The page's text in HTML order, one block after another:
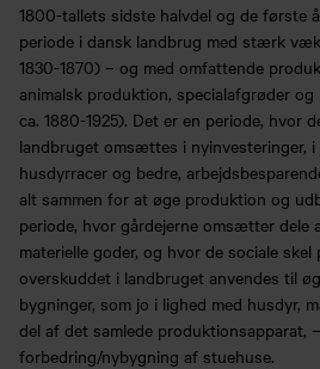
1800-tallets sidste halvdel og de første
periode i dansk landbrug med stærk
1830-1870) – og med omfattende
animalsk produktion, specialafgrøder
ca. 1880-1925). Det er en periode, hvor
landbruget omsættes i nyinvesteringer,
husdyrracer og bedre,
alt sammen for at øge produktion og
periode, hvor gårdejerne omsætter dele
materielle goder, og hvor de sociale
overskuddet i landbruget anvendes til
bygninger, som jo i lighed med husdyr,
del af det samlede produktionsapparat,
forbedring/nybygning af stuehuse.